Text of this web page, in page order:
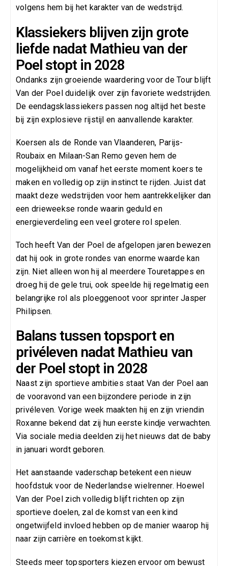
volgens hem bij het karakter van de wedstrijd.
Klassiekers blijven zijn grote
liefde nadat Mathieu van der
Poel stopt in 2028
Ondanks zijn groeiende waardering voor de Tour blijft
Van der Poel duidelijk over zijn favoriete wedstrijden.
De eendagsklassiekers passen nog altijd het beste
bij zijn explosieve rijstijl en aanvallende karakter.
Koersen als de Ronde van Vlaanderen, Parijs-
Roubaix en Milaan-San Remo geven hem de
mogelijkheid om vanaf het eerste moment koers te
maken en volledig op zijn instinct te rijden. Juist dat
maakt deze wedstrijden voor hem aantrekkelijker dan
een drieweekse ronde waarin geduld en
energieverdeling een veel grotere rol spelen.
Toch heeft Van der Poel de afgelopen jaren bewezen
dat hij ook in grote rondes van enorme waarde kan
zijn. Niet alleen won hij al meerdere Touretappes en
droeg hij de gele trui, ook speelde hij regelmatig een
belangrijke rol als ploeggenoot voor sprinter Jasper
Philipsen.
Balans tussen topsport en
privéleven nadat Mathieu van
der Poel stopt in 2028
Naast zijn sportieve ambities staat Van der Poel aan
de vooravond van een bijzondere periode in zijn
privéleven. Vorige week maakten hij en zijn vriendin
Roxanne bekend dat zij hun eerste kindje verwachten.
Via sociale media deelden zij het nieuws dat de baby
in januari wordt geboren.
Het aanstaande vaderschap betekent een nieuw
hoofdstuk voor de Nederlandse wielrenner. Hoewel
Van der Poel zich volledig blijft richten op zijn
sportieve doelen, zal de komst van een kind
ongetwijfeld invloed hebben op de manier waarop hij
naar zijn carrière en toekomst kijkt.
Steeds meer topsporters kiezen ervoor om bewust